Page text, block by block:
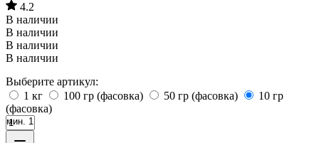
4.2
В наличии
В наличии
В наличии
В наличии
Выберите артикул:
1 кг
100 гр (фасовка) 50 гр (фасовка)
10 гр
(фасовка)
мин. 1